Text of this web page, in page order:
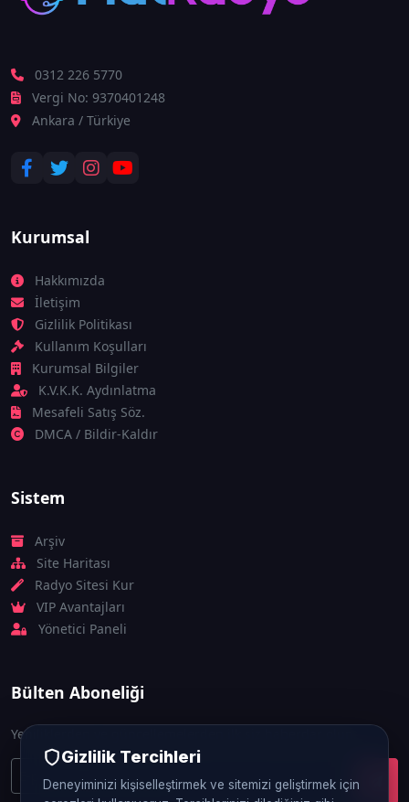
Gizlilik Tercihleri
Deneyiminizi kişiselleştirmek ve sitemizi geliştirmek için
0312 226 5770
Vergi No: 9370401248
Ankara / Türkiye
Kurumsal
Hakkımızda
İletişim
Gizlilik Politikası
Kullanım Koşulları
Kurumsal Bilgiler
K.V.K.K. Aydınlatma
Mesafeli Satış Söz.
DMCA / Bildir-Kaldır
Sistem
Arşiv
Site Haritası
Radyo Sitesi Kur
VIP Avantajları
Yönetici Paneli
Bülten Aboneliği
Yeniliklerden ve güncellemelerden ilk siz haberdar olun.